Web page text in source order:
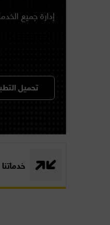
إدارة جميع
تحميل
Orange
Money
Landing
خدماتنا